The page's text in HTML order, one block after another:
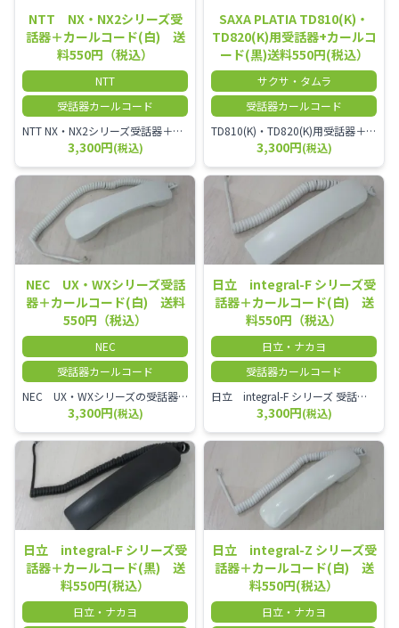
NTT NX・NX2シリーズ受
話器＋カールコード(白) 送
料550円（税込）
NTT
受話器カールコード
NTT NX・NX2シリーズ受話器＋カールコード
3,300円(税込)
SAXA PLATIA TD810(K)・
TD820(K)用受話器+カールコ
ード(黒)送料550円(税込）
サクサ・タムラ
受話器カールコード
TD810(K)・TD820(K)用受話器＋カールコード セット／本商品は中古品となります。 写真では分かりにくいキズ・汚れなどの使用感があります。 予めご理解・ご了承頂きますようお願いいたします。
3,300円(税込)
NEC UX・WXシリーズ受話
器＋カールコード(白) 送料
550円（税込）
NEC
受話器カールコード
NEC UX・WXシリーズの受話器とカールコードセット／本商品は中古品となります。 写真では分かりにくいキズ・汚れなどの使用感があります。 経年変化で日焼けの色味が強くなる場合がございます。 予めご理解・ご了承頂きますようお願いいたします。
3,300円(税込)
日立 integral-F シリーズ受
話器＋カールコード(白) 送
料550円（税込）
日立・ナカヨ
受話器カールコード
日立 integral-F シリーズ 受話器＋カールコード セット（白）／本商品は中古品となります。 写真では分かりにくいキズ・汚れなどの使用感があります。 経年変化で日焼けの色味が強くなる場合がございます。 予めご理解・ご了承頂きますようお願いいたします。
3,300円(税込)
日立 integral-F シリーズ受
話器＋カールコード(黒) 送
料550円(税込）
日立・ナカヨ
日立 integral-Z シリーズ受
話器＋カールコード(白) 送
料550円(税込）
日立・ナカヨ